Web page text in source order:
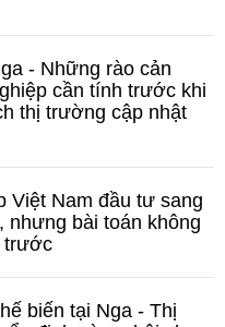
- Những rào cản
cần tính trước khi
thị trường cập nhật
Việt Nam đầu tư sang
nhưng bài toán không
trước
biến tại Nga - Thị